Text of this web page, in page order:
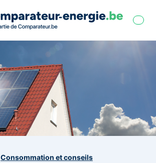
Consommation et conseils